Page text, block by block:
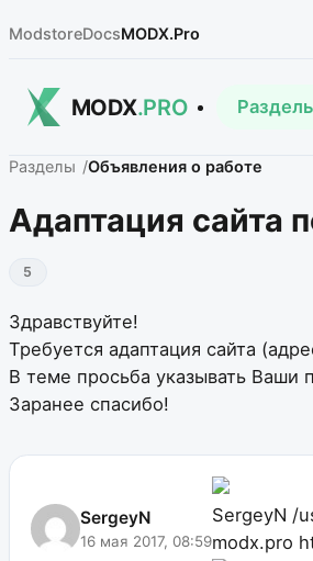
ModstoreDocsMODX.Pro
MODX.PRO
Разделы Объявления о работе
Адаптация сайта
5
Здравствуйте!
Требуется адаптация сайта
В теме просьба указывать Ваши
Заранее спасибо!
SergeyN
16 мая 2017, 08:59
SergeyN /
modx.pro